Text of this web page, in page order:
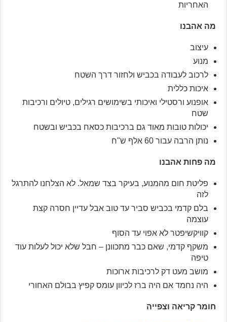
האחריות
מה אהבנו
עיצוב
מנוע
לרכוב לעבודה בכביש ולחזור דרך השטח
איכות כללית
אופנוע ורסטילי ואיכותי בשימושים רגילים, טיולים ורכיבות
שטח
יכולות טובות מאוד גם ברכיבות כסאח בכביש ובשטח
נותן הרבה עבור 60 אלף ש"ח
מה פחות אהבנו
פליטת חום מהמנוע, בעיקר בצד שמאל. לא הצלחנו להתרגל
לזה
בלם קדמי בכביש סביר עד טוב אבל עדיין חסרה קצת
עוצמה
קוויקשיפטר לא אפוי עד הסוף
משקף קדמי, שאם כבר מתכוונן – חבל שלא יכול לעלות עוד
טיפה
מושב מעט דק לרכיבות ארוכות
היה נחמד אם היה ברז לכיוון עומס קפיץ בבולם האחורי
חומר קריאה וצפייה